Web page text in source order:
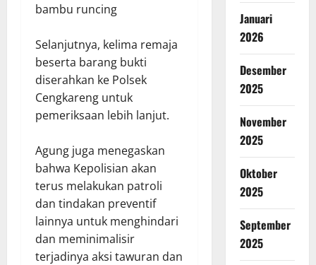
bambu runcing
Selanjutnya, kelima remaja
beserta barang bukti
diserahkan ke Polsek
Cengkareng untuk
pemeriksaan lebih lanjut.
Agung juga menegaskan
bahwa Kepolisian akan
terus melakukan patroli
dan tindakan preventif
lainnya untuk menghindari
dan meminimalisir
terjadinya aksi tawuran dan
Januari
2026
Desember
2025
November
2025
Oktober
2025
September
2025